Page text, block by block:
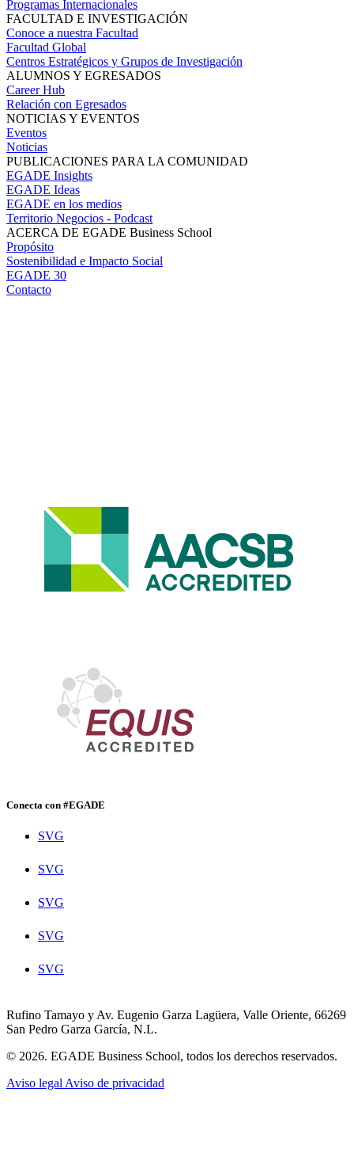
Programas Internacionales
FACULTAD E INVESTIGACIÓN
Conoce a nuestra Facultad
Facultad Global
Centros Estratégicos y Grupos de Investigación
ALUMNOS Y EGRESADOS
Career Hub
Relación con Egresados
NOTICIAS Y EVENTOS
Eventos
Noticias
PUBLICACIONES PARA LA COMUNIDAD
EGADE Insights
EGADE Ideas
EGADE en los medios
Territorio Negocios - Podcast
ACERCA DE EGADE Business School
Propósito
Sostenibilidad e Impacto Social
EGADE 30
Contacto
Conecta con #EGADE
SVG
SVG
SVG
SVG
SVG
Rufino Tamayo y Av. Eugenio Garza Lagüera, Valle Oriente, 66269
San Pedro Garza García, N.L.
© 2026. EGADE Business School, todos los derechos reservados.
Aviso legal Aviso de privacidad